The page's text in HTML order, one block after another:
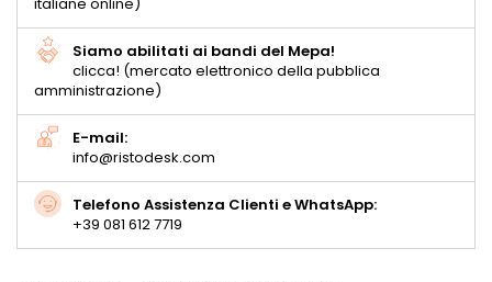
italiane online)
Siamo abilitati ai bandi del Mepa!
clicca! (mercato elettronico della pubblica
amministrazione)
E-mail:
info@ristodesk.com
Telefono Assistenza Clienti e WhatsApp:
+39 081 612 7719